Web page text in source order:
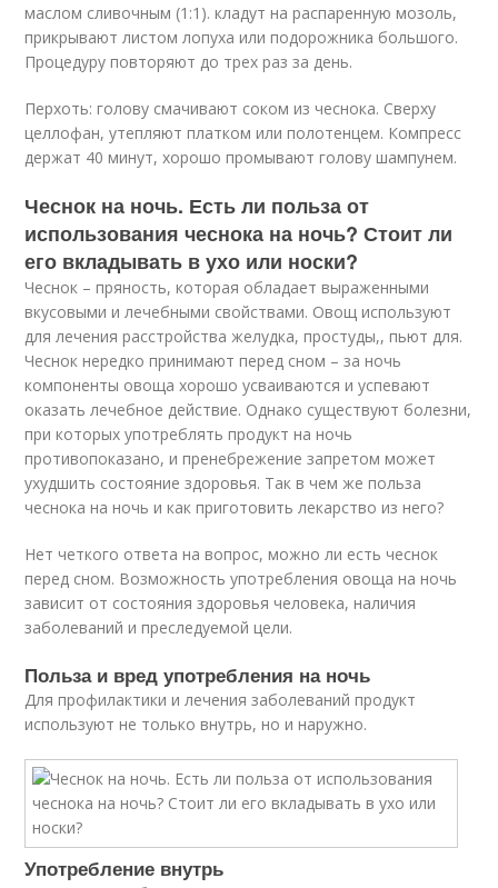
маслом сливочным (1:1). кладут на распаренную мозоль,
прикрывают листом лопуха или подорожника большого.
Процедуру повторяют до трех раз за день.
Перхоть: голову смачивают соком из чеснока. Сверху
целлофан, утепляют платком или полотенцем. Компресс
держат 40 минут, хорошо промывают голову шампунем.
Чеснок на ночь. Есть ли польза от
использования чеснока на ночь? Стоит ли
его вкладывать в ухо или носки?
Чеснок – пряность, которая обладает выраженными
вкусовыми и лечебными свойствами. Овощ используют
для лечения расстройства желудка, простуды,, пьют для.
Чеснок нередко принимают перед сном – за ночь
компоненты овоща хорошо усваиваются и успевают
оказать лечебное действие. Однако существуют болезни,
при которых употреблять продукт на ночь
противопоказано, и пренебрежение запретом может
ухудшить состояние здоровья. Так в чем же польза
чеснока на ночь и как приготовить лекарство из него?
Нет четкого ответа на вопрос, можно ли есть чеснок
перед сном. Возможность употребления овоща на ночь
зависит от состояния здоровья человека, наличия
заболеваний и преследуемой цели.
Польза и вред употребления на ночь
Для профилактики и лечения заболеваний продукт
используют не только внутрь, но и наружно.
Употребление внутрь